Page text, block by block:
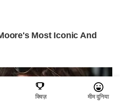
क्विज़ मीम दुनिया